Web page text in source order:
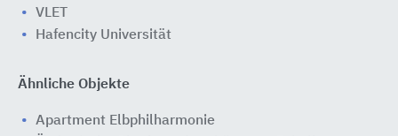
VLET
Hafencity Universität
Ähnliche Objekte
Apartment Elbphilharmonie